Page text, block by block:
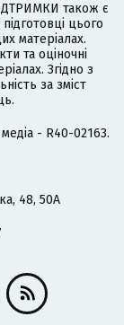
також є
цього
матеріалах.
та оціночні
Згідно з
за зміст
- R40-02163.
48, 50А